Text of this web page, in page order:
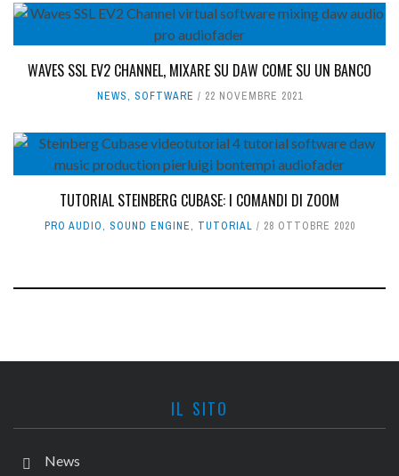
WAVES SSL EV2 CHANNEL, MIXARE SU DAW COME SU UN BANCO
NEWS, SOFTWARE 22 NOVEMBRE 2021
TUTORIAL STEINBERG CUBASE: I COMANDI DI ZOOM
PRO AUDIO, SOUND ENGINE, TUTORIAL 28 OTTOBRE 2020
IL SITO
News